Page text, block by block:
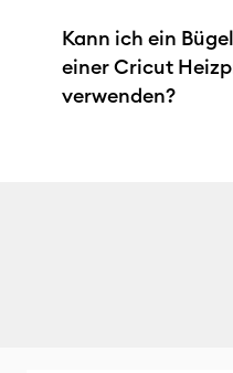
Kann ich ein
einer Cricut
verwenden?